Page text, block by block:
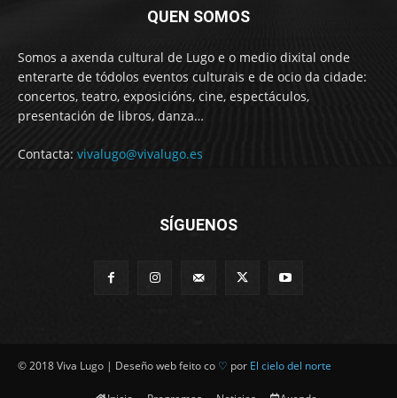
QUEN SOMOS
Somos a axenda cultural de Lugo e o medio dixital onde
enterarte de tódolos eventos culturais e de ocio da cidade:
concertos, teatro, exposicións, cine, espectáculos,
presentación de libros, danza…
Contacta: vivalugo@vivalugo.es
SÍGUENOS
© 2018 Viva Lugo | Deseño web feito co ♡ por El cielo del norte